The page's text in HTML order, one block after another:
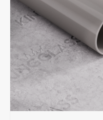
Garantie
Veelgestelde vragen